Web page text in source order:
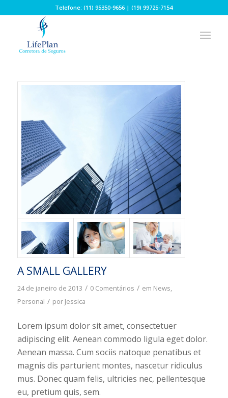
Telefone: (11) 95350-9656 | (19) 99725-7154
A SMALL GALLERY
24 de janeiro de 2013 / 0 Comentários / em News,
Personal / por Jessica
Lorem ipsum dolor sit amet, consectetuer
adipiscing elit. Aenean commodo ligula eget dolor.
Aenean massa. Cum sociis natoque penatibus et
magnis dis parturient montes, nascetur ridiculus
mus. Donec quam felis, ultricies nec, pellentesque
eu, pretium quis, sem.